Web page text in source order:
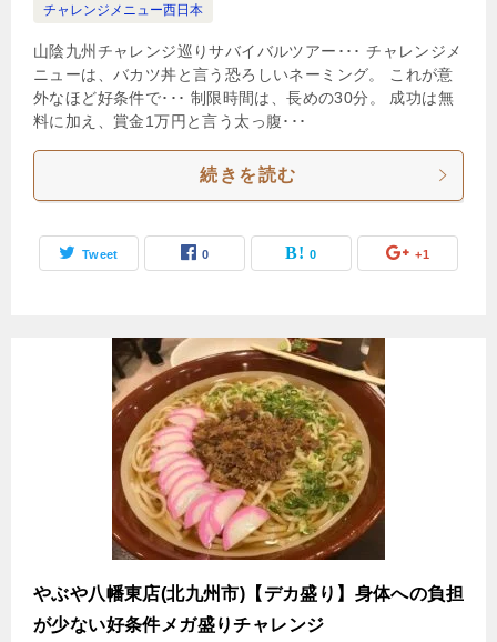
チャレンジメニュー西日本
山陰九州チャレンジ巡りサバイバルツアー･･･ チャレンジメ
ニューは、バカツ丼と言う恐ろしいネーミング。 これが意
外なほど好条件で･･･ 制限時間は、長めの30分。 成功は無
料に加え、賞金1万円と言う太っ腹･･･
続きを読む
Tweet 0 0 +1
やぶや八幡東店(北九州市)【デカ盛り】身体への負担
が少ない好条件メガ盛りチャレンジ